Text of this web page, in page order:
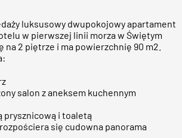
luksusowy dwupokojowy apartament
w pierwszej linii morza w Świętym
na 2 piętrze i ma powierzchnię 90 m2.
salon z aneksem kuchennym
prysznicową i toaletą
się cudowna panorama